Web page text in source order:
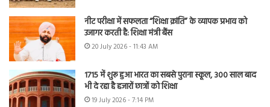
नीट परीक्षा में सफलता “शिक्षा क्रांति” के व्यापक प्रभाव को
उजागर करती है: शिक्षा मंत्री बैंस
20 July 2026 - 11:43 AM
1715 में शुरू हुआ भारत का सबसे पुराना स्कूल, 300 साल बाद
भी दे रहा है हजारों छात्रों को शिक्षा
19 July 2026 - 7:14 PM